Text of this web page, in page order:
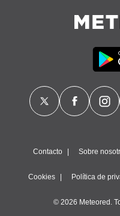
Contacto Sobre
Cookies Política de
© 2026 Meteored.